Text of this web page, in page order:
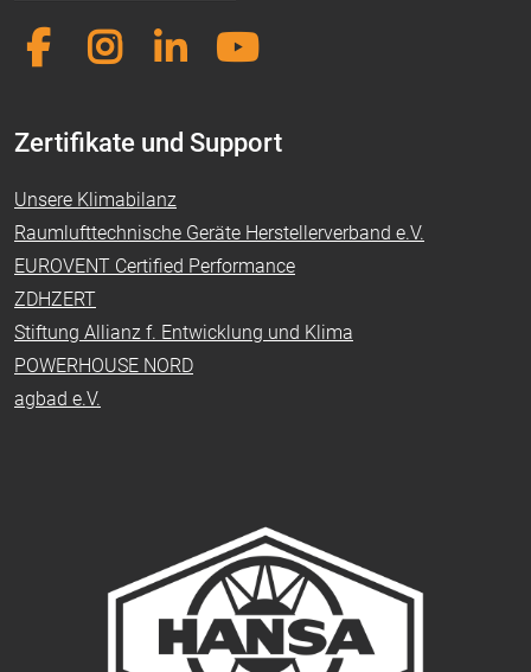
Zertifikate und Support
Unsere Klimabilanz
Raumlufttechnische Geräte Herstellerverband e.V.
EUROVENT Certified Performance
ZDHZERT
Stiftung Allianz f. Entwicklung und Klima
POWERHOUSE NORD
agbad e.V.